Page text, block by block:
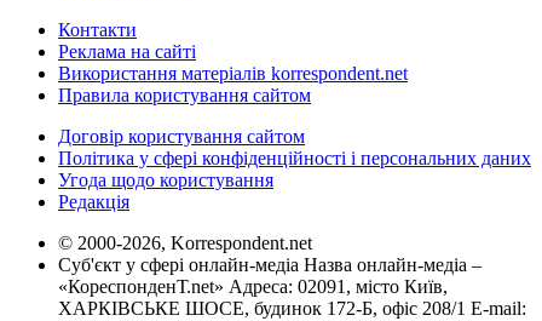
Контакти
Реклама на сайті
Використання матеріалів korrespondent.net
Правила користування сайтом
Договір користування сайтом
Політика у сфері конфіденційності і персональних даних
Угода щодо користування
Редакція
© 2000-2026, Korrespondent.net
Суб'єкт у сфері онлайн-медіа Назва онлайн-медіа –
«КореспонденТ.net» Адреса: 02091, місто Київ,
ХАРКІВСЬКЕ ШОСЕ, будинок 172-Б, офіс 208/1 E-mail: